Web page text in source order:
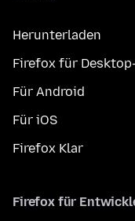
Herunterladen
Firefox für
Für Android
Für iOS
Firefox Klar
Firefox für